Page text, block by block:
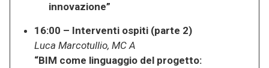
innovazione”
16:00 – Interventi ospiti (parte 2)
Luca Marcotullio, MC A
“BIM come linguaggio del progetto: